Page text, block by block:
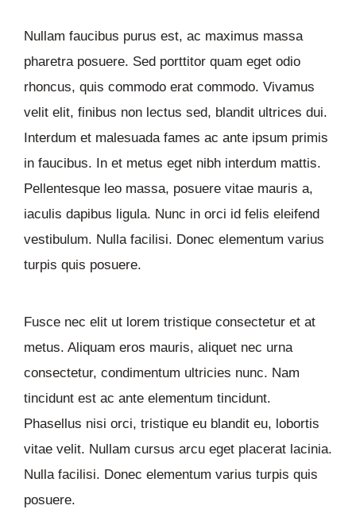
Nullam faucibus purus est, ac maximus massa
pharetra posuere. Sed porttitor quam eget odio
rhoncus, quis commodo erat commodo. Vivamus
velit elit, finibus non lectus sed, blandit ultrices dui.
Interdum et malesuada fames ac ante ipsum primis
in faucibus. In et metus eget nibh interdum mattis.
Pellentesque leo massa, posuere vitae mauris a,
iaculis dapibus ligula. Nunc in orci id felis eleifend
vestibulum. Nulla facilisi. Donec elementum varius
turpis quis posuere.
Fusce nec elit ut lorem tristique consectetur et at
metus. Aliquam eros mauris, aliquet nec urna
consectetur, condimentum ultricies nunc. Nam
tincidunt est ac ante elementum tincidunt.
Phasellus nisi orci, tristique eu blandit eu, lobortis
vitae velit. Nullam cursus arcu eget placerat lacinia.
Nulla facilisi. Donec elementum varius turpis quis
posuere.